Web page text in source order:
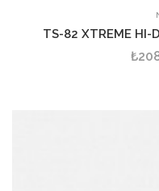
TS-82 XTREME HI-